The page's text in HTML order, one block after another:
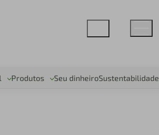
Produtos Seu dinheiroSustentabilidade